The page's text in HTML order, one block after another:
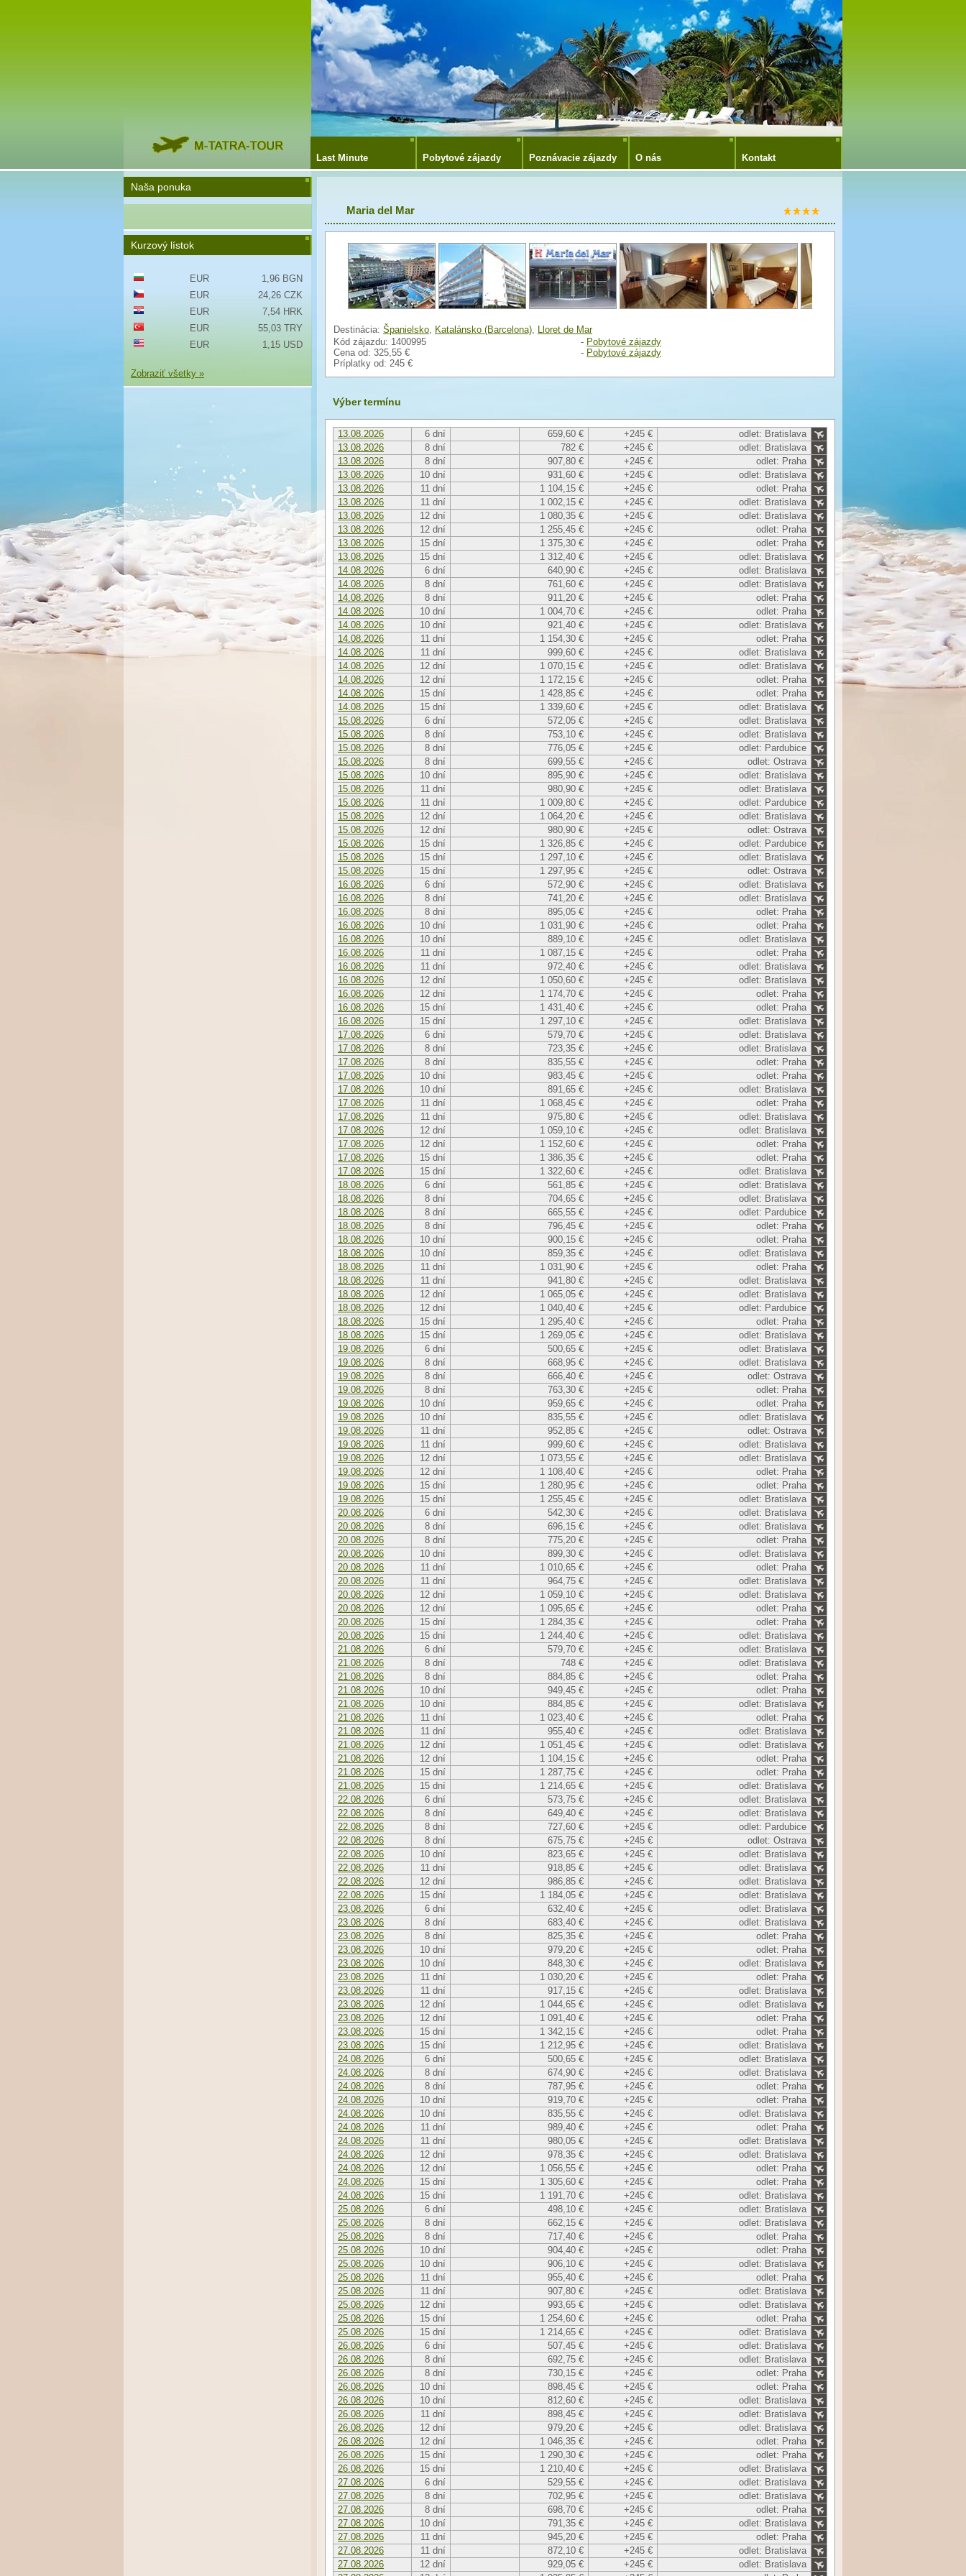
Last Minute Pobytové zájazdy Poznávacie zájazdy O nás Kontakt
Maria del Mar
Destinácia: Španielsko, Katalánsko (Barcelona), Lloret de Mar
Kód zájazdu: 1400995
Cena od: 325,55 €
Príplatky od: 245 €
- Pobytové zájazdy
- Pobytové zájazdy
Výber termínu
13.08.2026 6 dní 659,60 € +245 €
odlet: Bratislava
13.08.2026
8 dní 782 € +245 €
odlet: Bratislava
13.08.2026
8 dní 907,80 € +245 €
odlet: Praha
13.08.2026
10 dní 931,60 € +245 €
odlet: Bratislava
13.08.2026
11 dní 1 104,15 € +245 €
odlet: Praha
13.08.2026
11 dní 1 002,15 € +245 €
odlet: Bratislava
13.08.2026
12 dní 1 080,35 € +245 €
odlet: Bratislava
13.08.2026
12 dní 1 255,45 € +245 €
odlet: Praha
13.08.2026
15 dní 1 375,30 € +245 €
odlet: Praha
13.08.2026
15 dní 1 312,40 € +245 €
odlet: Bratislava
14.08.2026
6 dní 640,90 € +245 €
odlet: Bratislava
14.08.2026
8 dní 761,60 € +245 €
odlet: Bratislava
14.08.2026
8 dní 911,20 € +245 €
odlet: Praha
14.08.2026
10 dní 1 004,70 € +245 €
odlet: Praha
14.08.2026
10 dní 921,40 € +245 €
odlet: Bratislava
14.08.2026
11 dní 1 154,30 € +245 €
odlet: Praha
14.08.2026
11 dní 999,60 € +245 €
odlet: Bratislava
14.08.2026
12 dní 1 070,15 € +245 €
odlet: Bratislava
14.08.2026
12 dní 1 172,15 € +245 €
odlet: Praha
14.08.2026
15 dní 1 428,85 € +245 €
odlet: Praha
14.08.2026
15 dní 1 339,60 € +245 €
odlet: Bratislava
15.08.2026
6 dní 572,05 € +245 €
odlet: Bratislava
15.08.2026
8 dní 753,10 € +245 €
odlet: Bratislava
15.08.2026
8 dní 776,05 € +245 €
odlet: Pardubice
15.08.2026
8 dní 699,55 € +245 €
odlet: Ostrava
15.08.2026
10 dní 895,90 € +245 €
odlet: Bratislava
15.08.2026
11 dní 980,90 € +245 €
odlet: Bratislava
15.08.2026
11 dní 1 009,80 € +245 €
odlet: Pardubice
15.08.2026
12 dní 1 064,20 € +245 €
odlet: Bratislava
15.08.2026
12 dní 980,90 € +245 €
odlet: Ostrava
15.08.2026
15 dní 1 326,85 € +245 €
odlet: Pardubice
15.08.2026
15 dní 1 297,10 € +245 €
odlet: Bratislava
15.08.2026
15 dní 1 297,95 € +245 €
odlet: Ostrava
16.08.2026
6 dní 572,90 € +245 €
odlet: Bratislava
16.08.2026
8 dní 741,20 € +245 €
odlet: Bratislava
16.08.2026
8 dní 895,05 € +245 €
odlet: Praha
16.08.2026
10 dní 1 031,90 € +245 €
odlet: Praha
16.08.2026
10 dní 889,10 € +245 €
odlet: Bratislava
16.08.2026
11 dní 1 087,15 € +245 €
odlet: Praha
16.08.2026
11 dní 972,40 € +245 €
odlet: Bratislava
16.08.2026
12 dní 1 050,60 € +245 €
odlet: Bratislava
16.08.2026
12 dní 1 174,70 € +245 €
odlet: Praha
16.08.2026
15 dní 1 431,40 € +245 €
odlet: Praha
16.08.2026
15 dní 1 297,10 € +245 €
odlet: Bratislava
17.08.2026
6 dní 579,70 € +245 €
odlet: Bratislava
17.08.2026
8 dní 723,35 € +245 €
odlet: Bratislava
17.08.2026
8 dní 835,55 € +245 €
odlet: Praha
17.08.2026
10 dní 983,45 € +245 €
odlet: Praha
17.08.2026
10 dní 891,65 € +245 €
odlet: Bratislava
17.08.2026
11 dní 1 068,45 € +245 €
odlet: Praha
17.08.2026
11 dní 975,80 € +245 €
odlet: Bratislava
17.08.2026
12 dní 1 059,10 € +245 €
odlet: Bratislava
17.08.2026
12 dní 1 152,60 € +245 €
odlet: Praha
17.08.2026
15 dní 1 386,35 € +245 €
odlet: Praha
17.08.2026
15 dní 1 322,60 € +245 €
odlet: Bratislava
18.08.2026
6 dní 561,85 € +245 €
odlet: Bratislava
18.08.2026
8 dní 704,65 € +245 €
odlet: Bratislava
18.08.2026
8 dní 665,55 € +245 €
odlet: Pardubice
18.08.2026
8 dní 796,45 € +245 €
odlet: Praha
18.08.2026
10 dní 900,15 € +245 €
odlet: Praha
18.08.2026
10 dní 859,35 € +245 €
odlet: Bratislava
18.08.2026
11 dní 1 031,90 € +245 €
odlet: Praha
18.08.2026
11 dní 941,80 € +245 €
odlet: Bratislava
18.08.2026
12 dní 1 065,05 € +245 €
odlet: Bratislava
18.08.2026
12 dní 1 040,40 € +245 €
odlet: Pardubice
18.08.2026
15 dní 1 295,40 € +245 €
odlet: Praha
18.08.2026
15 dní 1 269,05 € +245 €
odlet: Bratislava
19.08.2026
6 dní 500,65 € +245 €
odlet: Bratislava
19.08.2026
8 dní 668,95 € +245 €
odlet: Bratislava
19.08.2026
8 dní 666,40 € +245 €
odlet: Ostrava
19.08.2026
8 dní 763,30 € +245 €
odlet: Praha
19.08.2026
10 dní 959,65 € +245 €
odlet: Praha
19.08.2026
10 dní 835,55 € +245 €
odlet: Bratislava
19.08.2026
11 dní 952,85 € +245 €
odlet: Ostrava
19.08.2026
11 dní 999,60 € +245 €
odlet: Bratislava
19.08.2026
12 dní 1 073,55 € +245 €
odlet: Bratislava
19.08.2026
12 dní 1 108,40 € +245 €
odlet: Praha
19.08.2026
15 dní 1 280,95 € +245 €
odlet: Praha
19.08.2026
15 dní 1 255,45 € +245 €
odlet: Bratislava
20.08.2026
6 dní 542,30 € +245 €
odlet: Bratislava
20.08.2026
8 dní 696,15 € +245 €
odlet: Bratislava
20.08.2026
8 dní 775,20 € +245 €
odlet: Praha
20.08.2026
10 dní 899,30 € +245 €
odlet: Bratislava
20.08.2026
11 dní 1 010,65 € +245 €
odlet: Praha
20.08.2026
11 dní 964,75 € +245 €
odlet: Bratislava
20.08.2026
12 dní 1 059,10 € +245 €
odlet: Bratislava
20.08.2026
12 dní 1 095,65 € +245 €
odlet: Praha
20.08.2026
15 dní 1 284,35 € +245 €
odlet: Praha
20.08.2026
15 dní 1 244,40 € +245 €
odlet: Bratislava
21.08.2026
6 dní 579,70 € +245 €
odlet: Bratislava
21.08.2026
8 dní 748 € +245 €
odlet: Bratislava
21.08.2026
8 dní 884,85 € +245 €
odlet: Praha
21.08.2026
10 dní 949,45 € +245 €
odlet: Praha
21.08.2026
10 dní 884,85 € +245 €
odlet: Bratislava
21.08.2026
11 dní 1 023,40 € +245 €
odlet: Praha
21.08.2026
11 dní 955,40 € +245 €
odlet: Bratislava
21.08.2026
12 dní 1 051,45 € +245 €
odlet: Bratislava
21.08.2026
12 dní 1 104,15 € +245 €
odlet: Praha
21.08.2026
15 dní 1 287,75 € +245 €
odlet: Praha
21.08.2026
15 dní 1 214,65 € +245 €
odlet: Bratislava
22.08.2026
6 dní 573,75 € +245 €
odlet: Bratislava
22.08.2026
8 dní 649,40 € +245 €
odlet: Bratislava
22.08.2026
8 dní 727,60 € +245 €
odlet: Pardubice
22.08.2026
8 dní 675,75 € +245 €
odlet: Ostrava
22.08.2026
10 dní 823,65 € +245 €
odlet: Bratislava
22.08.2026
11 dní 918,85 € +245 €
odlet: Bratislava
22.08.2026
12 dní 986,85 € +245 €
odlet: Bratislava
22.08.2026
15 dní 1 184,05 € +245 €
odlet: Bratislava
23.08.2026
6 dní 632,40 € +245 €
odlet: Bratislava
23.08.2026
8 dní 683,40 € +245 €
odlet: Bratislava
23.08.2026
8 dní 825,35 € +245 €
odlet: Praha
23.08.2026
10 dní 979,20 € +245 €
odlet: Praha
23.08.2026
10 dní 848,30 € +245 €
odlet: Bratislava
23.08.2026
11 dní 1 030,20 € +245 €
odlet: Praha
23.08.2026
11 dní 917,15 € +245 €
odlet: Bratislava
23.08.2026
12 dní 1 044,65 € +245 €
odlet: Bratislava
23.08.2026
12 dní 1 091,40 € +245 €
odlet: Praha
23.08.2026
15 dní 1 342,15 € +245 €
odlet: Praha
23.08.2026
15 dní 1 212,95 € +245 €
odlet: Bratislava
24.08.2026
6 dní 500,65 € +245 €
odlet: Bratislava
24.08.2026
8 dní 674,90 € +245 €
odlet: Bratislava
24.08.2026
8 dní 787,95 € +245 €
odlet: Praha
24.08.2026
10 dní 919,70 € +245 €
odlet: Praha
24.08.2026
10 dní 835,55 € +245 €
odlet: Bratislava
24.08.2026
11 dní 989,40 € +245 €
odlet: Praha
24.08.2026
11 dní 980,05 € +245 €
odlet: Bratislava
24.08.2026
12 dní 978,35 € +245 €
odlet: Bratislava
24.08.2026
12 dní 1 056,55 € +245 €
odlet: Praha
24.08.2026
15 dní 1 305,60 € +245 €
odlet: Praha
24.08.2026
15 dní 1 191,70 € +245 €
odlet: Bratislava
25.08.2026
6 dní 498,10 € +245 €
odlet: Bratislava
25.08.2026
8 dní 662,15 € +245 €
odlet: Bratislava
25.08.2026
8 dní 717,40 € +245 €
odlet: Praha
25.08.2026
10 dní 904,40 € +245 €
odlet: Praha
25.08.2026
10 dní 906,10 € +245 €
odlet: Bratislava
25.08.2026
11 dní 955,40 € +245 €
odlet: Praha
25.08.2026
11 dní 907,80 € +245 €
odlet: Bratislava
25.08.2026
12 dní 993,65 € +245 €
odlet: Bratislava
25.08.2026
15 dní 1 254,60 € +245 €
odlet: Praha
25.08.2026
15 dní 1 214,65 € +245 €
odlet: Bratislava
26.08.2026
6 dní 507,45 € +245 €
odlet: Bratislava
26.08.2026
8 dní 692,75 € +245 €
odlet: Bratislava
26.08.2026
8 dní 730,15 € +245 €
odlet: Praha
26.08.2026
10 dní 898,45 € +245 €
odlet: Praha
26.08.2026
10 dní 812,60 € +245 €
odlet: Bratislava
26.08.2026
11 dní 898,45 € +245 €
odlet: Bratislava
26.08.2026
12 dní 979,20 € +245 €
odlet: Bratislava
26.08.2026
12 dní 1 046,35 € +245 €
odlet: Praha
26.08.2026
15 dní 1 290,30 € +245 €
odlet: Praha
26.08.2026
15 dní 1 210,40 € +245 €
odlet: Bratislava
27.08.2026
6 dní 529,55 € +245 €
odlet: Bratislava
27.08.2026
8 dní 702,95 € +245 €
odlet: Bratislava
27.08.2026
8 dní 698,70 € +245 €
odlet: Praha
27.08.2026
10 dní 791,35 € +245 €
odlet: Bratislava
27.08.2026
11 dní 945,20 € +245 €
odlet: Praha
27.08.2026
11 dní 872,10 € +245 €
odlet: Bratislava
27.08.2026
12 dní 929,05 € +245 €
odlet: Bratislava
Naša ponuka
Kurzový lístok
EUR
1,96 BGN
EUR
24,26 CZK
EUR
7,54 HRK
EUR
55,03 TRY
EUR
1,15 USD
Zobraziť všetky »